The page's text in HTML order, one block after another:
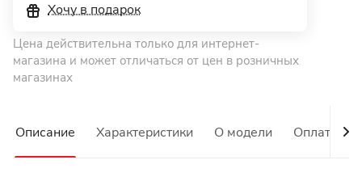
Хочу в подарок
Цена действительна только для интернет-
магазина и может отличаться от цен в розничных
магазинах
Описание Характеристики О модели Оплата